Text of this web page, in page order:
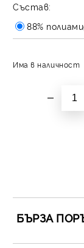
Състав:
88%
Има в наличност
БЪРЗА